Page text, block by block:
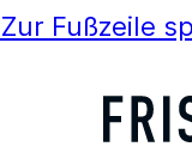
Zur Fußzeile